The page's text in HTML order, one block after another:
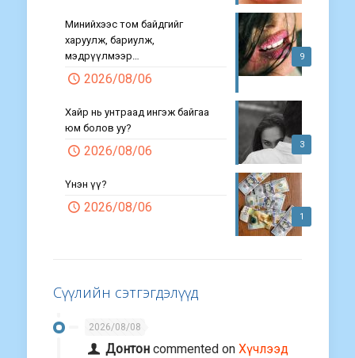
9
Минийхээс том байдгийг
харуулж, бариулж,
мэдрүүлмээр…
2026/08/06
3
Хайр нь унтраад ингэж байгаа
юм болов уу?
2026/08/06
1
Үнэн үү?
2026/08/06
Сүүлийн сэтгэгдэлүүд
2026/08/08
Донтон commented onХүчлээд